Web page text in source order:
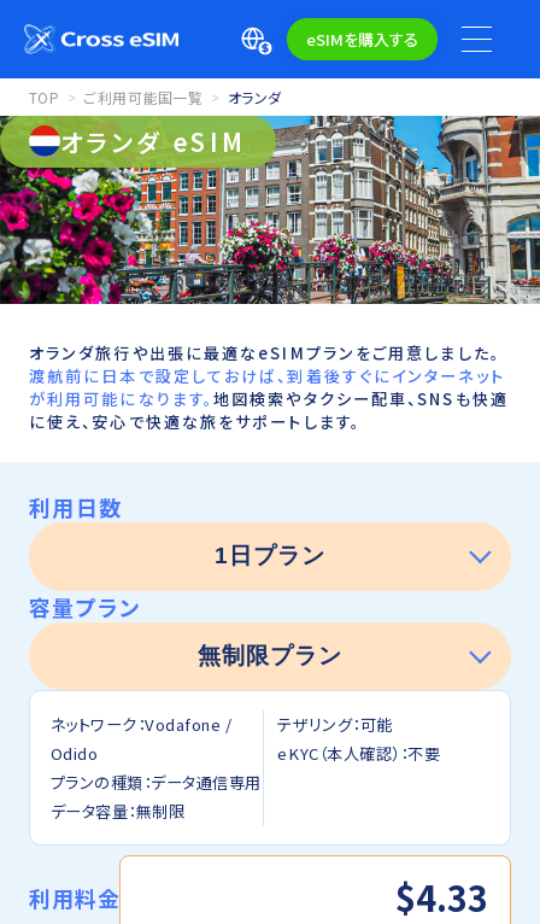
eSIMを購入する
TOP ご利用可能国一覧 オランダ
オランダ eSIM
オランダ旅行や出張に最適なeSIMプランをご用意しました。
渡航前に日本で設定しておけば、到着後すぐにインターネット
が利用可能になります。地図検索やタクシー配車、SNSも快適
に使え、安心で快適な旅をサポートします。
利用日数
容量プラン
ネットワーク：Vodafone /
Odido
プランの種類：データ通信専用
データ容量：無制限
テザリング：可能
eKYC（本人確認）：不要
利用料金 $4.33